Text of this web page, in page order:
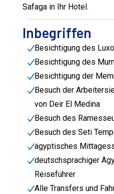
Safaga in Ihr Hotel.
Inbegriffen
Besichtigung des
Besichtigung des
Besichtigung der
Besuch der
von Deir El Medina
Besuch des
Besuch des Seti
ägyptisches
deutschsprachiger
Reiseführer
Alle Transfers und